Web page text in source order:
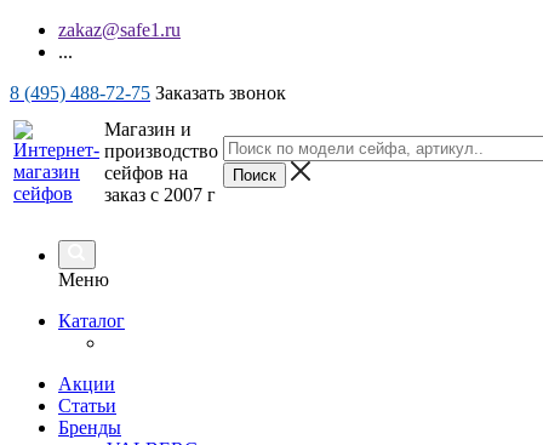
zakaz@safe1.ru
...
8 (495) 488-72-75 Заказать звонок
Магазин и
производство
сейфов на
заказ с 2007 г
Меню
Каталог
Акции
Статьи
Бренды